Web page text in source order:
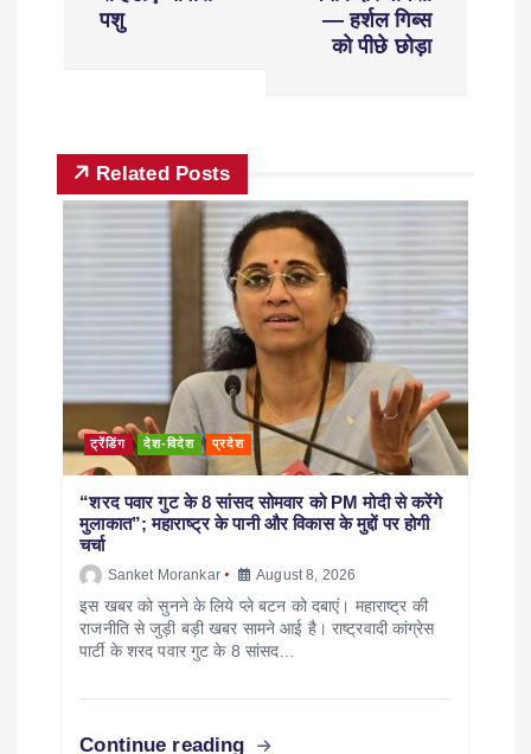
पशु
— हर्शल गिब्स
को पीछे छोड़ा
Related Posts
ट्रेंडिंग देश-विदेश प्रदेश
“शरद पवार गुट के 8 सांसद सोमवार को PM मोदी से करेंगे
मुलाकात”; महाराष्ट्र के पानी और विकास के मुद्दों पर होगी
चर्चा
Sanket Morankar August 8, 2026
इस खबर को सुनने के लिये प्ले बटन को दबाएं। महाराष्ट्र की
राजनीति से जुड़ी बड़ी खबर सामने आई है। राष्ट्रवादी कांग्रेस
पार्टी के शरद पवार गुट के 8 सांसद…
Continue reading